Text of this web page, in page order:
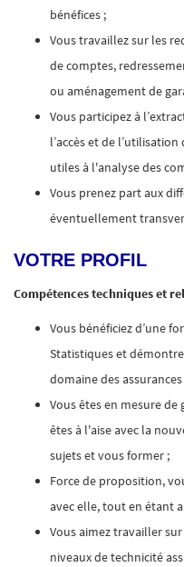
bénéfices ;
Vous travaillez sur les
de comptes,
ou aménagement de
Vous participez à
l’accès et de
utiles à l'analyse des
Vous prenez part aux
éventuellement
VOTRE PROFIL
Compétences techniques et
Vous bénéficiez d’une
Statistiques et
domaine des
Vous êtes en mesure
êtes à l'aise avec la
sujets et vous former ;
Force de proposition,
avec elle, tout en étant
Vous aimez travailler
niveaux de technicité